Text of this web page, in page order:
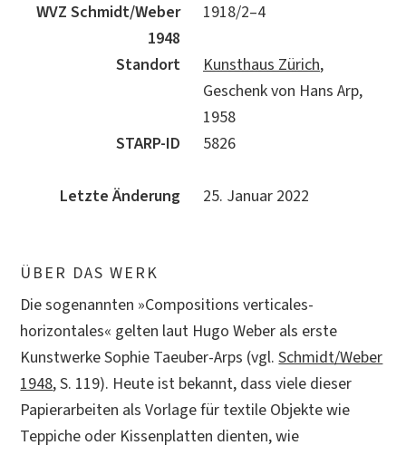
WVZ Schmidt/Weber
1948
1918/2–4
Standort Kunsthaus Zürich,
Geschenk von Hans Arp,
1958
STARP-ID
5826
Letzte Änderung 25. Januar 2022
ÜBER DAS WERK
Die sogenannten »Compositions verticales-
horizontales« gelten laut Hugo Weber als erste
Kunstwerke Sophie Taeuber-Arps (vgl.Schmidt/Weber
1948, S. 119). Heute ist bekannt, dass viele dieser
Papierarbeiten als Vorlage für textile Objekte wie
Teppiche oder Kissenplatten dienten, wie